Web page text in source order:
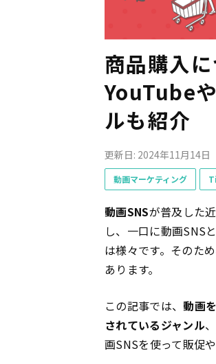
商品購入
YouTube
ルも紹介
更新日: 2024年11月14日
動画マーケティング
動画SNSが普及した近
し、一口に動画SNS
は様々です。そのため
あります。
この記事では、動画
されているジャンル、
画SNSを使って販促